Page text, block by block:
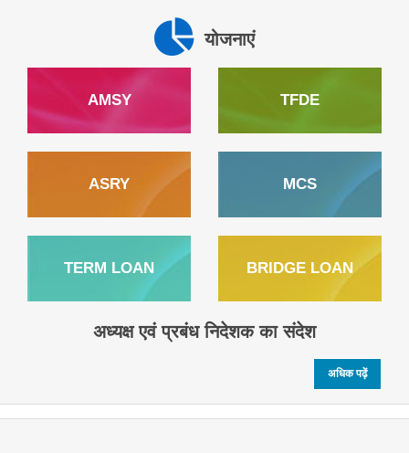
योजनाएं
AMSY TFDE
ASRY MCS
TERM LOAN BRIDGE LOAN
अध्यक्ष एवं प्रबंध निदेशक का संदेश
अधिक पढ़ें